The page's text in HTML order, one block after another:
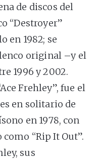
de discos del
“Destroyer”
en 1982; se
original –y el
1996 y 2002.
Frehley”, fue el
en solitario de
en 1978, con
“Rip It Out”.
sus